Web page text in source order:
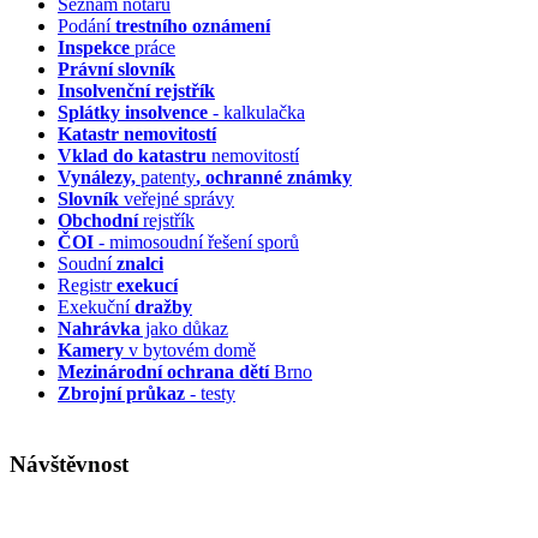
Podánítrestního oznámení
Inspekce práce
Právní slovník
Insolvenčnírejstřík
Splátky insolvence - kalkulačka
Katastr nemovitostí
Vklad do katastru nemovitostí
Vynálezy, patenty, ochranné známky
Slovník veřejné správy
Obchodnírejstřík
ČOI - mimosoudní řešení sporů
Soudníznalci
Registrexekucí
Exekučnídražby
Nahrávka jako důkaz
Kamery v bytovém domě
Mezinárodní ochrana dětíBrno
Zbrojní průkaz - testy
Návštěvnost